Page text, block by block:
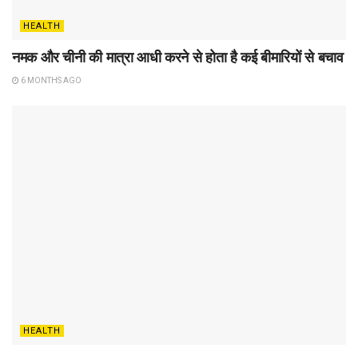
HEALTH
नमक और चीनी की मात्रा आधी करने से होता है कई बीमारियों से बचाव
6 MONTHS AGO
HEALTH